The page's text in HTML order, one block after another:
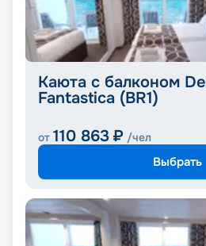
Каюта с балконом
Fantastica (BR1)
от 110 863 ₽ /чел
Выбрать